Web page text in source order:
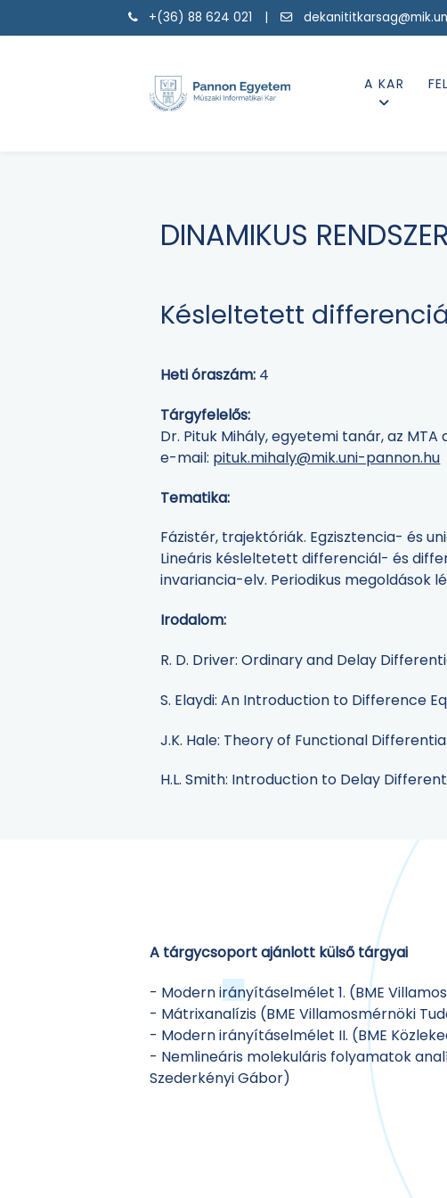
+(36) 88 624 021 |
A KAR
DINAMIKUS
Késleltetett
Heti óraszám: 4
Tárgyfelelős:
Dr. Pituk Mihály, egyetemi tanár, az MTA
e-mail: pituk.mihaly@mik.uni-pannon.hu
Tematika:
Fázistér, trajektóriák. Egzisztencia- és
Lineáris késleltetett differenciál- és
invariancia-elv. Periodikus megoldások
Irodalom:
R. D. Driver: Ordinary and Delay
S. Elaydi: An Introduction to Difference
J.K. Hale: Theory of Functional
H.L. Smith: Introduction to Delay
A tárgycsoport ajánlott külső tárgyai
- Modern irányításelmélet 1. (BME
- Mátrixanalízis (BME Villamosmérnöki
- Modern irányításelmélet II. (BME
- Nemlineáris molekuláris folyamatok
Szederkényi Gábor)